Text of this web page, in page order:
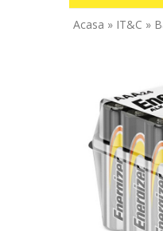
Acasa » IT&C »